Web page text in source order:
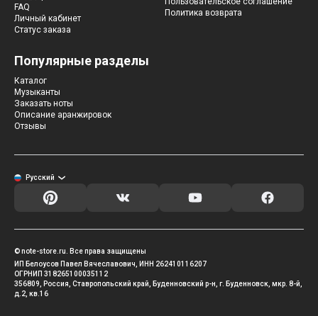
FAQ
Личный кабинет
Статус заказа
Популярные разделы
Каталог
Музыканты
Заказать ноты
Описание аранжировок
Отзывы
Политика возврата
Русский
© note-store.ru. Все права защищены
ИП Белоусов Павел Вячеславович, ИНН 262410116207
ОГРНИП 318265100035112
356809, Россия, Ставропольский край, Буденновский р-н, г. Буденновск, мкр. 8-й,
д.2, кв.16